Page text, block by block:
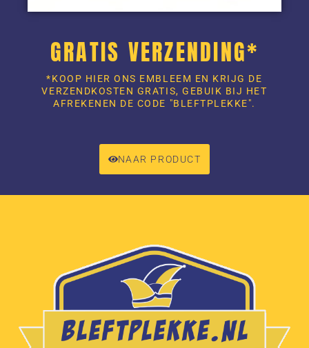
GRATIS VERZENDING*
*KOOP HIER ONS EMBLEEM EN KRIJG DE
VERZENDKOSTEN GRATIS, GEBUIK BIJ HET
AFREKENEN DE CODE "BLEFTPLEKKE".
NAAR PRODUCT